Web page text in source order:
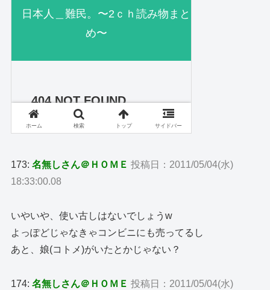
173:名無しさん＠ＨＯＭＥ 投稿日：2011/05/04(水)
18:33:00.08
いやいや、使い古しはないでしょうw
よっぽどじゃなきゃコンビニにも売ってるし
あと、娘(コトメ)がいたとかじゃない？
174:名無しさん＠ＨＯＭＥ 投稿日：2011/05/04(水)